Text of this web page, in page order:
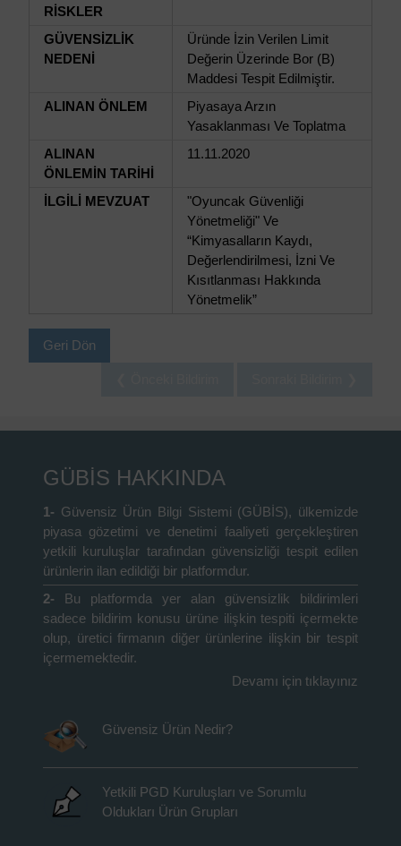
RİSKLER
GÜVENSİZLİK
NEDENİ
Üründe İzin Verilen Limit
Değerin Üzerinde Bor (B)
Maddesi Tespit Edilmiştir.
ALINAN ÖNLEM
Piyasaya Arzın
Yasaklanması Ve Toplatma
ALINAN
ÖNLEMİN TARİHİ
11.11.2020
İLGİLİ MEVZUAT
"Oyuncak Güvenliği
Yönetmeliği" Ve
“Kimyasalların Kaydı,
Değerlendirilmesi, İzni Ve
Kısıtlanması Hakkında
Yönetmelik”
Geri Dön
GÜBİS HAKKINDA
1- Güvensiz Ürün Bilgi Sistemi (GÜBİS), ülkemizde
piyasa gözetimi ve denetimi faaliyeti gerçekleştiren
yetkili kuruluşlar tarafından güvensizliği tespit edilen
ürünlerin ilan edildiği bir platformdur.
2-
Bu platformda yer alan güvensizlik bildirimleri
sadece bildirim konusu ürüne ilişkin tespiti içermekte
olup, üretici firmanın diğer ürünlerine ilişkin bir tespit
içermemektedir.
Devamı için tıklayınız
Güvensiz Ürün Nedir?
Yetkili PGD Kuruluşları ve Sorumlu
Oldukları Ürün Grupları